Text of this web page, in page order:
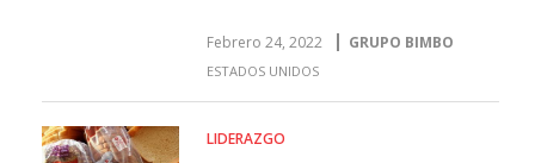
Febrero 24, 2022 GRUPO BIMBO
ESTADOS UNIDOS
LIDERAZGO